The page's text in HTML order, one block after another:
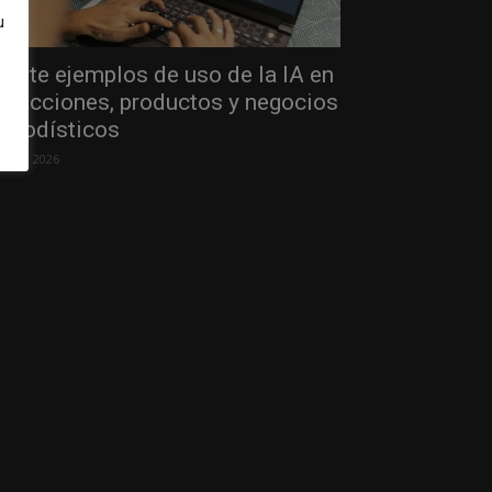
ejemplos de uso de la IA en
productos y negocios
julio, 2026